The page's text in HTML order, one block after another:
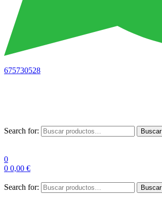
675730528
Search for: Buscar
0
0 0,00 €
Search for: Buscar